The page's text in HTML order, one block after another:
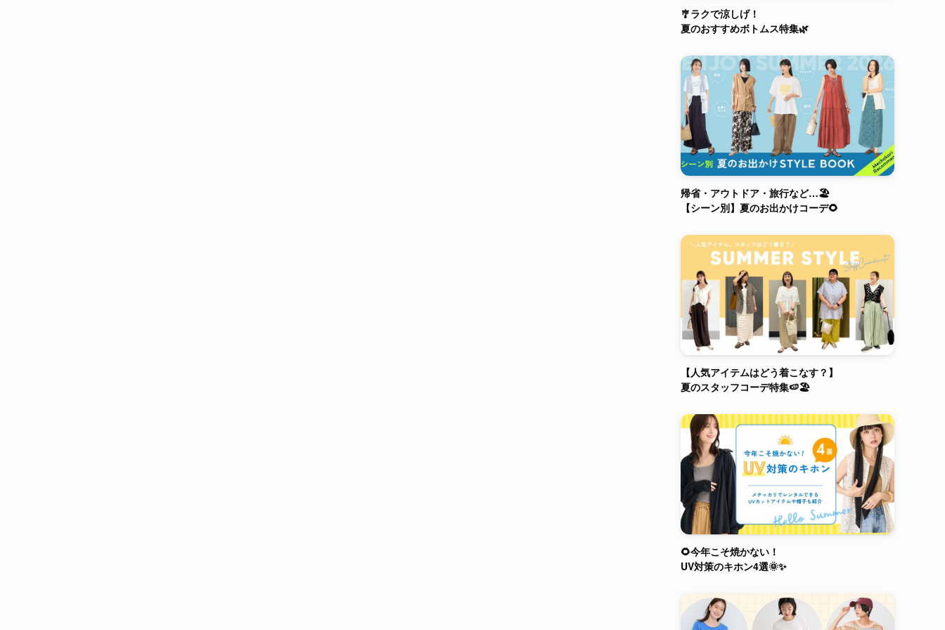
🎐ラクで涼しげ！
夏のおすすめボトムス特集🌿
帰省・アウトドア・旅行など…🏖️
【シーン別】夏のお出かけコーデ🌻
【人気アイテムはどう着こなす？】
夏のスタッフコーデ特集🍉🏖️
🌻今年こそ焼かない！
UV対策のキホン4選🌞✨